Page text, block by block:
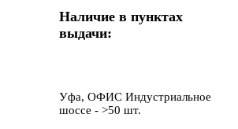
Наличие в пунктах
выдачи:
Уфа, ОФИС Индустриальное
шоссе - >50 шт.